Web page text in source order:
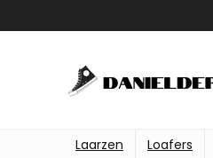
Laarzen Loafers